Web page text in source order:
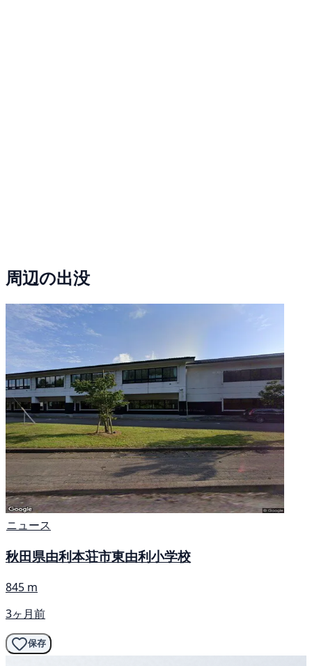
周辺の出没
ニュース
秋田県由利本荘市東由利小学校
845 m
3ヶ月前
保存